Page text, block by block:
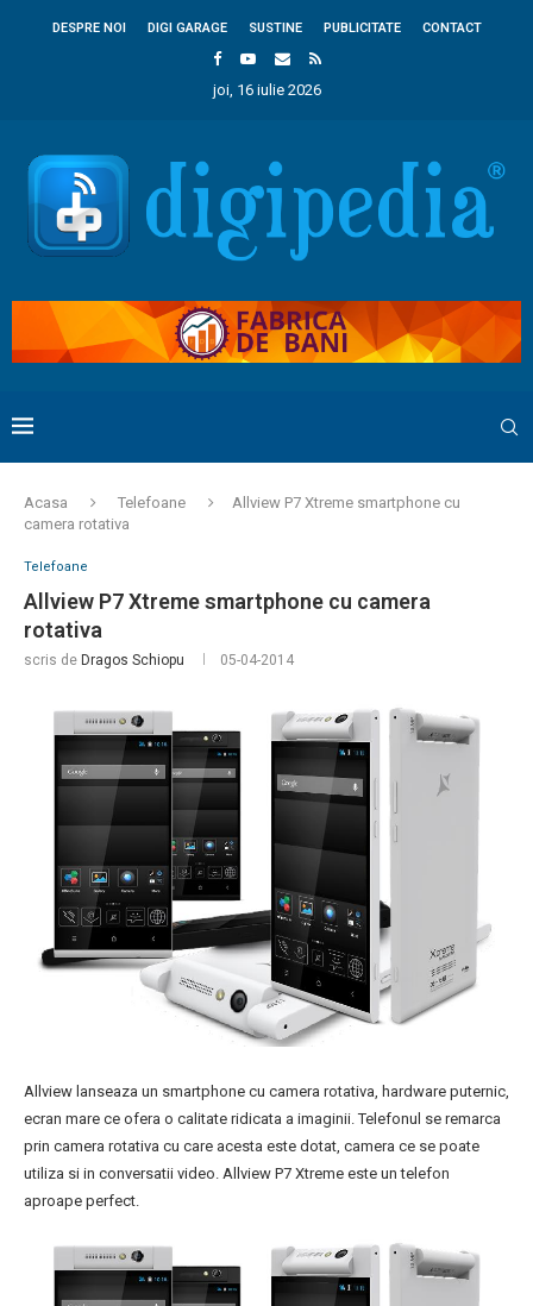
DESPRE NOI DIGI GARAGE SUSTINE PUBLICITATE CONTACT
joi, 16 iulie 2026
Acasa Telefoane
Allview P7 Xtreme smartphone cu
camera rotativa
Telefoane
Allview P7 Xtreme smartphone cu camera
rotativa
scris de Dragos Schiopu 05-04-2014
Allview lanseaza un smartphone cu camera rotativa, hardware puternic,
ecran mare ce ofera o calitate ridicata a imaginii. Telefonul se remarca
prin camera rotativa cu care acesta este dotat, camera ce se poate
utiliza si in conversatii video. Allview P7 Xtreme este un telefon
aproape perfect.